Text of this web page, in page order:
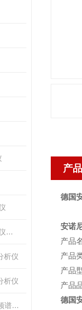
德国纳达NARDA电磁辐射分析仪探头
析仪
析仪
德国安诺尼HF-60105电磁辐射频谱分析仪
产
德国
安诺
产品
产品
产品
产品
德国